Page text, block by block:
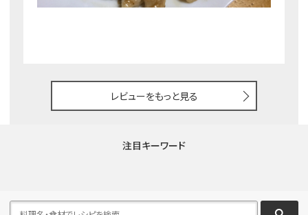
レビューをもっと見る
注目キーワード